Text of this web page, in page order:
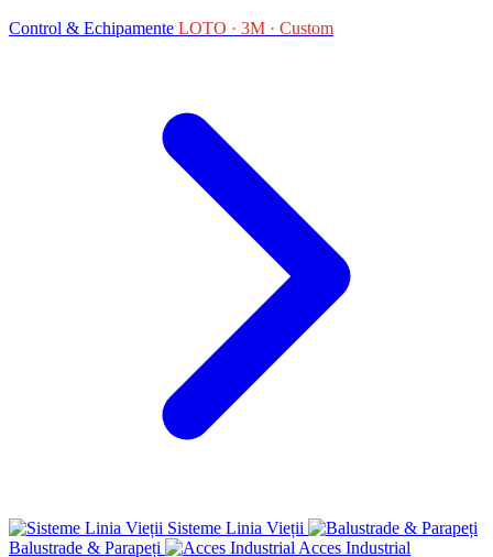
Control & Echipamente LOTO · 3M · Custom
Sisteme Linia Vieții
Balustrade & Parapeți
Acces Industrial